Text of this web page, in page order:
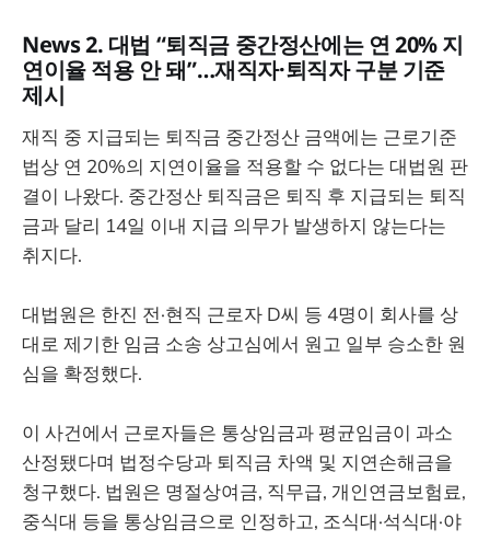
News 2. 대법 “퇴직금 중간정산에는 연 20% 지
연이율 적용 안 돼”…재직자·퇴직자 구분 기준
제시
재직 중 지급되는 퇴직금 중간정산 금액에는 근로기준
법상 연 20%의 지연이율을 적용할 수 없다는 대법원 판
결이 나왔다. 중간정산 퇴직금은 퇴직 후 지급되는 퇴직
금과 달리 14일 이내 지급 의무가 발생하지 않는다는
취지다.
대법원은 한진 전·현직 근로자 D씨 등 4명이 회사를 상
대로 제기한 임금 소송 상고심에서 원고 일부 승소한 원
심을 확정했다.
이 사건에서 근로자들은 통상임금과 평균임금이 과소
산정됐다며 법정수당과 퇴직금 차액 및 지연손해금을
청구했다. 법원은 명절상여금, 직무급, 개인연금보험료,
중식대 등을 통상임금으로 인정하고, 조식대·석식대·야